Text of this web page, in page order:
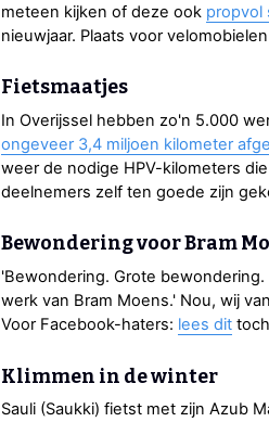
meteen kijken of deze ook propvol
nieuwjaar. Plaats voor
Fietsmaatjes
In Overijssel hebben zo'n 5.000
ongeveer 3,4 miljoen kilometer
weer de nodige HPV-kilometers
deelnemers zelf ten goede zijn
Bewondering voor Bram
'Bewondering. Grote bewondering.
werk van Bram Moens.' Nou, wij
Voor Facebook-haters: lees dit
Klimmen in de winter
Sauli (Saukki) fietst met zijn Azub